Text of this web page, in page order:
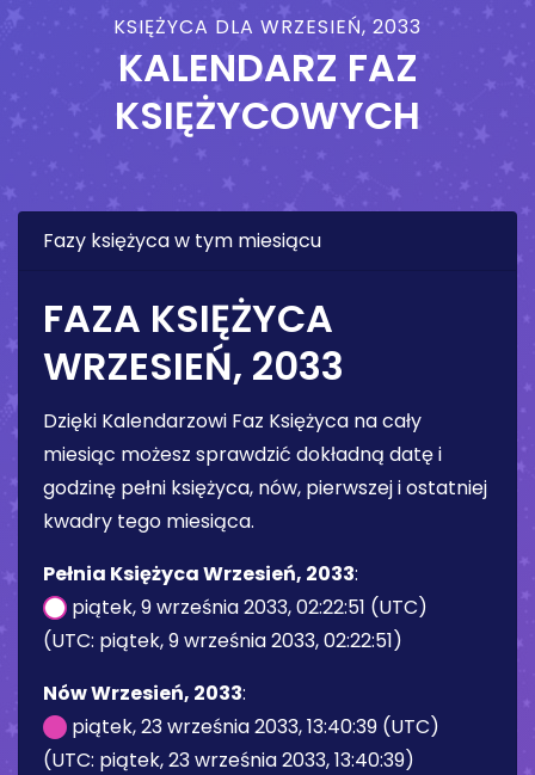
KSIĘŻYCA DLA WRZESIEŃ, 2033
KALENDARZ FAZ
KSIĘŻYCOWYCH
Fazy księżyca w tym miesiącu
FAZA KSIĘŻYCA
WRZESIEŃ, 2033
Dzięki Kalendarzowi Faz Księżyca na cały
miesiąc możesz sprawdzić dokładną datę i
godzinę pełni księżyca, nów, pierwszej i ostatniej
kwadry tego miesiąca.
Pełnia Księżyca Wrzesień, 2033:
piątek, 9 września 2033, 02:22:51 (UTC)
(UTC: piątek, 9 września 2033, 02:22:51)
Nów Wrzesień, 2033:
piątek, 23 września 2033, 13:40:39 (UTC)
(UTC: piątek, 23 września 2033, 13:40:39)